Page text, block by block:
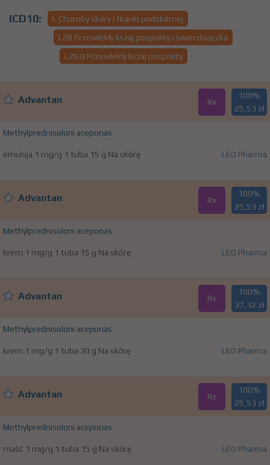
ICD10:
L Choroby skóry i tkanki podskórnej
L28 Przewlekły liszaj pospolity i świerzbiączka
L28.0 Przewlekły liszaj pospolity
Advantan Rx
100%
25,53 zł
Methylprednisoloni aceponas
emulsja 1 mg/g 1 tuba 15 g Na skórę LEO Pharma
Advantan Rx
100%
25,53 zł
Methylprednisoloni aceponas
krem 1 mg/g 1 tuba 15 g Na skórę LEO Pharma
Advantan Rx
100%
37,32 zł
Methylprednisoloni aceponas
krem 1 mg/g 1 tuba 30 g Na skórę LEO Pharma
Advantan Rx
100%
25,53 zł
Methylprednisoloni aceponas
maść 1 mg/g 1 tuba 15 g Na skórę LEO Pharma